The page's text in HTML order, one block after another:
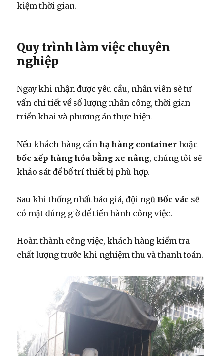
kiệm thời gian.
Quy trình làm việc chuyên
nghiệp
Ngay khi nhận được yêu cầu, nhân viên sẽ tư
vấn chi tiết về số lượng nhân công, thời gian
triển khai và phương án thực hiện.
Nếu khách hàng cầnhạ hàng container hoặc
bốc xếp hàng hóa bằng xe nâng, chúng tôi sẽ
khảo sát để bố trí thiết bị phù hợp.
Sau khi thống nhất báo giá, đội ngũBốc vác sẽ
có mặt đúng giờ để tiến hành công việc.
Hoàn thành công việc, khách hàng kiểm tra
chất lượng trước khi nghiệm thu và thanh toán.